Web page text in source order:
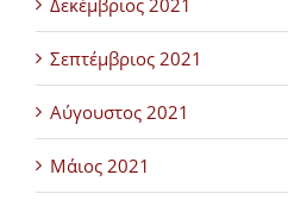
Δεκέμβριος 2021
Σεπτέμβριος 2021
Αύγουστος 2021
Μάιος 2021